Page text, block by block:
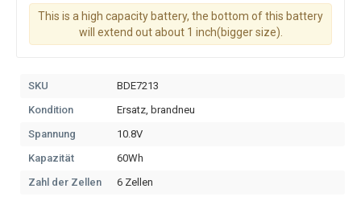
This is a high capacity battery, the bottom of this battery
will extend out about 1 inch(bigger size).
SKU
BDE7213
Kondition
Ersatz, brandneu
Spannung
10.8V
Kapazität
60Wh
Zahl der Zellen
6 Zellen